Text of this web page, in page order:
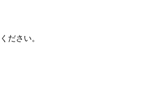
ださい。